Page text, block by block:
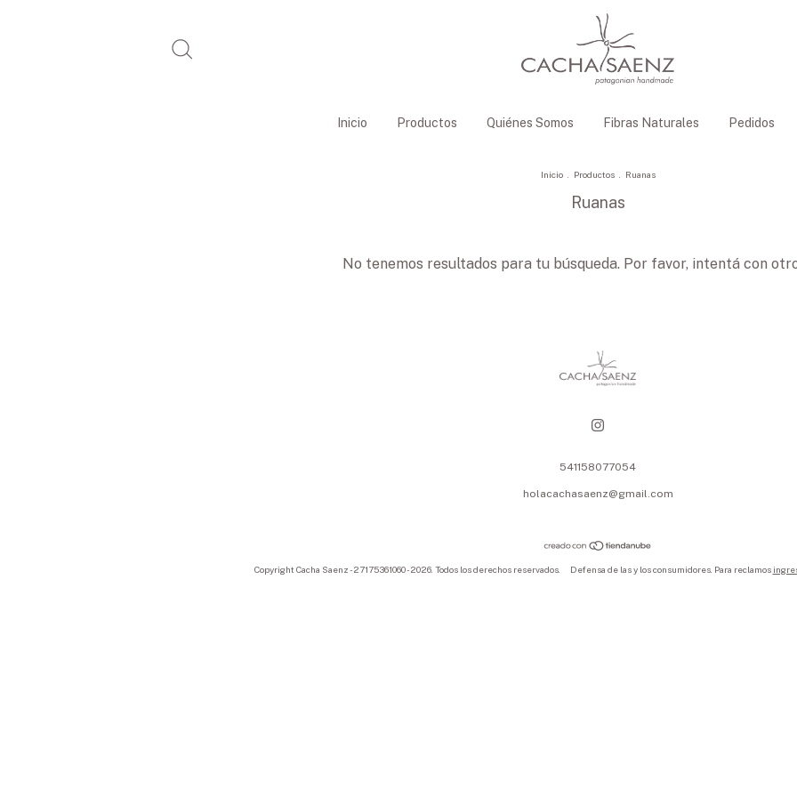
Inicio Productos Quiénes Somos Fibras Naturales Pedidos
Inicio Productos Ruanas
Ruanas
No tenemos resultados para tu búsqueda. Por favor, intentá con
541158077054
holacachasaenz@gmail.com
Copyright Cacha Saenz - 27175361060 - 2026. Todos los derechos reservados. Defensa de las y los consumidores. Para reclamos